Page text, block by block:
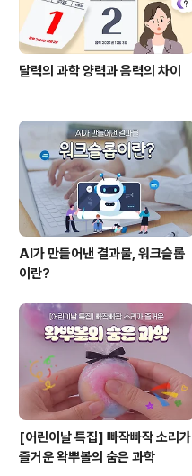
달력의 과학 양력과 음력의 차이
AI가 만들어낸 결과물, 워크슬롭
이란?
[어린이날 특집] 빠작빠작 소리가
즐거운 왁뿌볼의 숨은 과학